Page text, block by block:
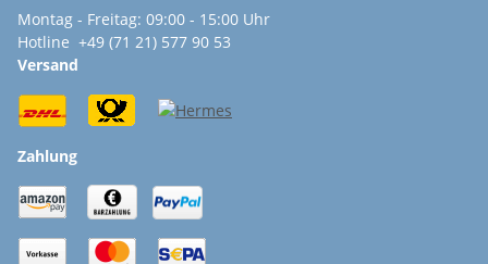
Montag - Freitag: 09:00 - 15:00 Uhr
Hotline +49 (71 21) 577 90 53
Versand
Zahlung